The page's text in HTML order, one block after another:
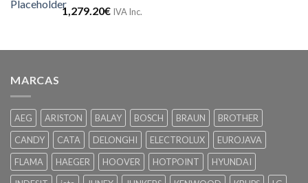
1,279.20€ IVA Inc.
MARCAS
AEG ARISTON BALAY BOSCH BRAUN
BROTHER
CANDY
CATA DELONGHI ELECTROLUX
EUROJAVA
FLAMA
HAEGER HOOVER HOTPOINT
HYUNDAI